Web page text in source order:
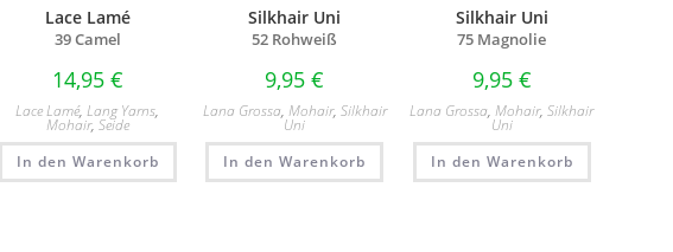
Lace Lamé
39 Camel
14,95 €
Lace Lamé,Lang Yarns,
Mohair, Seide
In den Warenkorb
Silkhair Uni
52 Rohweiß
9,95€
Lana Grossa, Mohair, Silkhair
Uni
In den Warenkorb
Silkhair Uni
75 Magnolie
9,95 €
Lana Grossa,Mohair,Silkhair
Uni
In den Warenkorb